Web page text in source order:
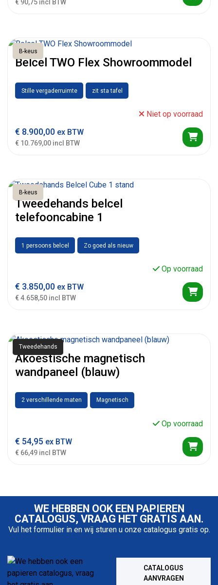
€ 90,75 incl BTW
B-keus
Belcel TWO Flex Showroommodel
Stille vergaderruimte zit sta tafel
Niet op voorraad
€ 8.900,00 ex BTW
€ 10.769,00 incl BTW
B-keus
Tweedehands belcel
telefooncabine 1
1 persoons belcel Zo goed als nieuw
Op voorraad
€ 3.850,00 ex BTW
€ 4.658,50 incl BTW
Tweedehands
Akoestische magnetisch
wandpaneel (blauw)
2 verschillende maten Magnetisch
Op voorraad
€ 54,95 ex BTW
€ 66,49 incl BTW
WE HEBBEN OOK EEN PAPIEREN
CATALOGUS, VRAAG HET GRATIS AAN.
Vul het formulier in en wij sturen u onze catalogus gratis op.
CATALOGUS
AANVRAGEN